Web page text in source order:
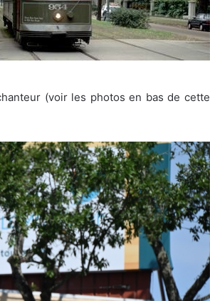
(voir les photos en bas de cette